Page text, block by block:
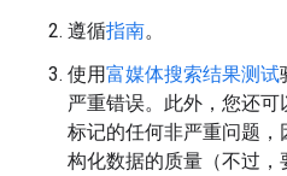
遵循指南。
使用富媒体搜索结果测试
严重错误。此外，您还
标记的任何非严重问题
构化数据的质量（不过